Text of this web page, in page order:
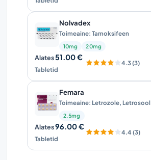
Nolvadex
Toimeaine: Tamoksifeen
10mg 20mg
Alates51.00 €
Tabletid
4.3 (3)
Femara
Toimeaine: Letrozole, Letrosool
2.5mg
Alates96.00 €
Tabletid
4.4 (3)